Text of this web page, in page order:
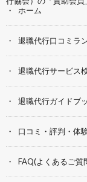
ホーム
退職代行口コミラ
退職代行サービス
退職代行ガイドブ
口コミ・評判・体
FAQ(よくあるご質